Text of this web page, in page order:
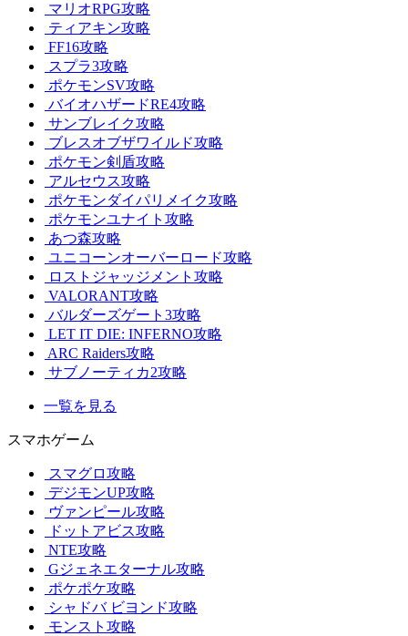
マリオRPG攻略
ティアキン攻略
FF16攻略
スプラ3攻略
ポケモンSV攻略
バイオハザードRE4攻略
サンブレイク攻略
ブレスオブザワイルド攻略
ポケモン剣盾攻略
アルセウス攻略
ポケモンダイパリメイク攻略
ポケモンユナイト攻略
あつ森攻略
ユニコーンオーバーロード攻略
ロストジャッジメント攻略
VALORANT攻略
バルダーズゲート3攻略
LET IT DIE: INFERNO攻略
ARC Raiders攻略
サブノーティカ2攻略
一覧を見る
スマホゲーム
スマグロ攻略
デジモンUP攻略
ヴァンピール攻略
ドットアビス攻略
NTE攻略
Gジェネエターナル攻略
ポケポケ攻略
シャドバ ビヨンド攻略
モンスト攻略